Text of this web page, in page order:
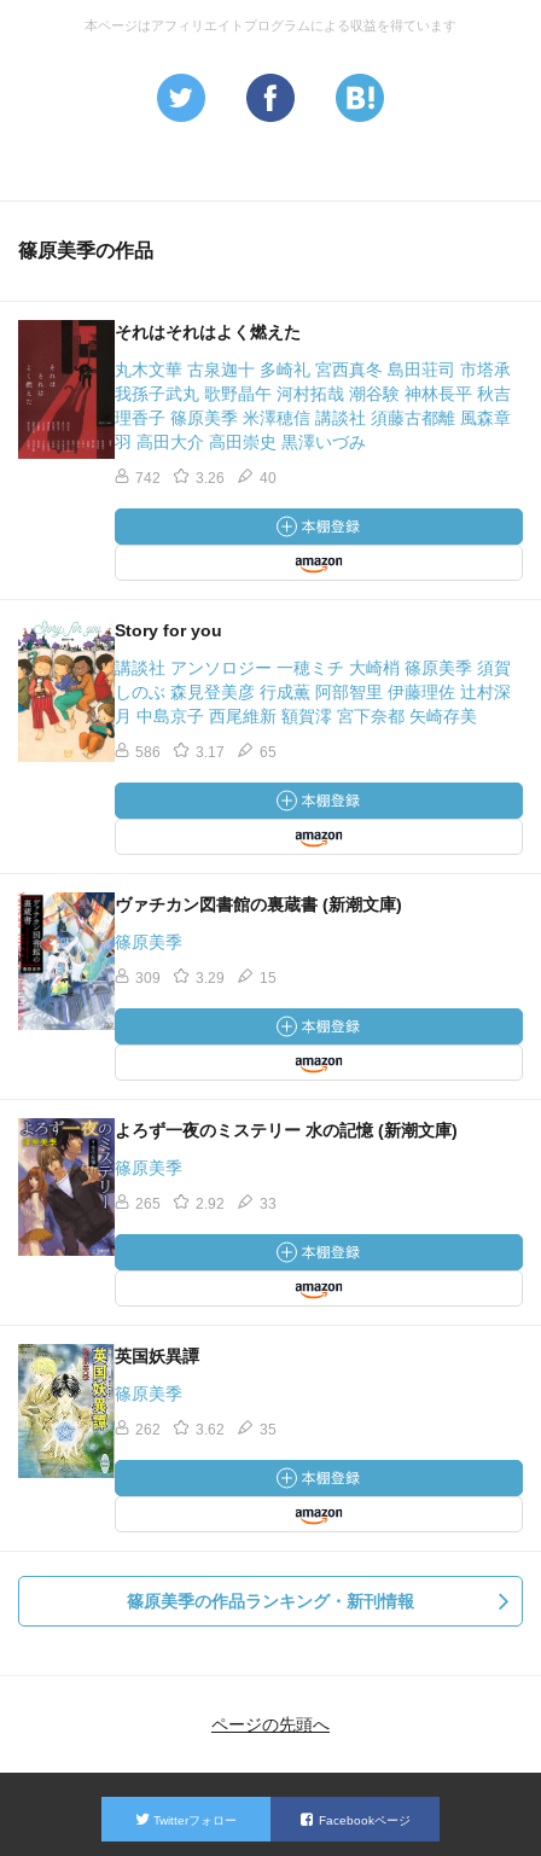
本ページはアフィリエイトプログラムによる収益を得ています
篠原美季の作品
それはそれはよく燃えた
丸木文華 古泉迦十 多崎礼 宮西真冬 島田荘司 市塔承
我孫子武丸 歌野晶午 河村拓哉 潮谷験 神林長平 秋吉
理香子 篠原美季 米澤穂信 講談社 須藤古都離 風森章
羽 高田大介 高田崇史 黒澤いづみ
742 3.26 40
Story for you
講談社 アンソロジー 一穂ミチ 大崎梢 篠原美季 須賀
しのぶ 森見登美彦 行成薫 阿部智里 伊藤理佐 辻村深
月 中島京子 西尾維新 額賀澪 宮下奈都 矢崎存美
586 3.17 65
ヴァチカン図書館の裏蔵書 (新潮文庫)
篠原美季
309 3.29 15
よろず一夜のミステリー 水の記憶 (新潮文庫)
篠原美季
265 2.92 33
英国妖異譚
篠原美季
262 3.62 35
篠原美季の作品ランキング・新刊情報
ページの先頭へ
Twitterフォロー Facebookページ